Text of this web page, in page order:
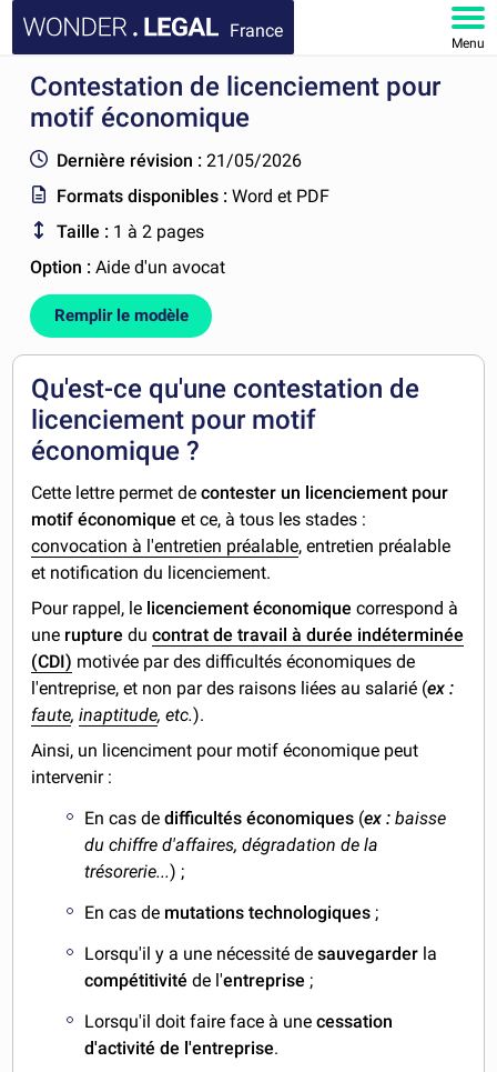
France
Menu
ACCUEIL
FAQ
MON COMPTE
Contestation de licenciement pour
motif économique
Dernière révision : 21/05/2026
Formats disponibles :Word et PDF
Taille : 1 à 2 pages
Option :Aide d'un avocat
Remplir le modèle
Qu'est-ce qu'une contestation de
licenciement pour motif
économique ?
Cette lettre permet decontester un licenciement pour
motif économiqueet ce, à tous les stades :
convocation à l'entretien préalable, entretien préalable
et notification du licenciement.
Pour rappel, le licenciement économique correspond à
une rupture ducontrat de travail à durée indéterminée
(CDI) motivée par des difficultés économiques de
l'entreprise, et non par des raisons liées au salarié (ex :
faute,inaptitude, etc.).
Ainsi, un licenciment pour motif économique peut
intervenir :
En cas dedifficultés économiques (ex :baisse
du chiffre d'affaires, dégradation de la
trésorerie...) ;
En cas de mutations technologiques ;
Lorsqu'il y a une nécessité desauvegarder la
compétitivité de l'entreprise ;
Lorsqu'il doit faire face à unecessation
d'activité de l'entreprise.